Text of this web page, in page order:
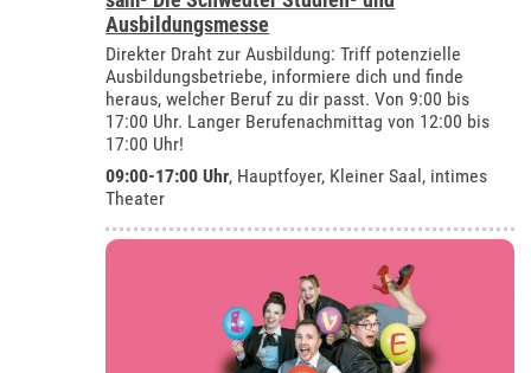
Ausbildungsmesse
Direkter Draht zur Ausbildung: Triff potenzielle
Ausbildungsbetriebe, informiere dich und finde
heraus, welcher Beruf zu dir passt. Von 9:00 bis
17:00 Uhr. Langer Berufenachmittag von 12:00 bis
17:00 Uhr!
09:00-17:00 Uhr, Hauptfoyer, Kleiner Saal, intimes
Theater